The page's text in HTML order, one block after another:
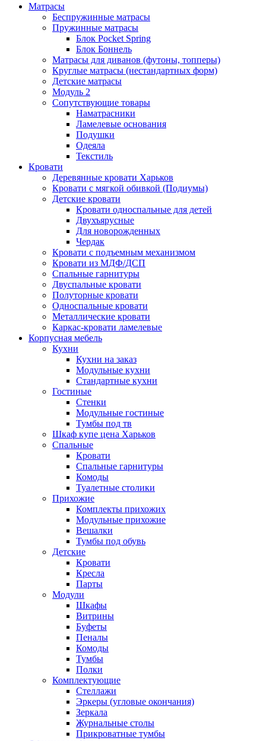
Матрасы
Беспружинные матрасы
Пружинные матрасы
Блок Pocket Spring
Блок Боннель
Матрасы для диванов (футоны, топперы)
Круглые матрасы (нестандартных форм)
Детские матрасы
Модуль 2
Сопутствующие товары
Наматрасники
Ламелевые основания
Подушки
Одеяла
Текстиль
Кровати
Деревянные кровати Харьков
Кровати с мягкой обивкой (Подиумы)
Детские кровати
Кровати односпальные для детей
Двухъярусные
Для новорожденных
Чердак
Кровати с подъемным механизмом
Кровати из МДФ/ДСП
Спальные гарнитуры
Двуспальные кровати
Полуторные кровати
Односпальные кровати
Металлические кровати
Каркас-кровати ламелевые
Корпусная мебель
Кухни
Кухни на заказ
Модульные кухни
Стандартные кухни
Гостиные
Стенки
Модульные гостиные
Тумбы под тв
Шкаф купе цена Харьков
Спальные
Кровати
Спальные гарнитуры
Комоды
Туалетные столики
Прихожие
Комплекты прихожих
Модульные прихожие
Вешалки
Тумбы под обувь
Детские
Кровати
Кресла
Парты
Модули
Шкафы
Витрины
Буфеты
Пеналы
Комоды
Тумбы
Полки
Комплектующие
Стеллажи
Эркеры (угловые окончания)
Зеркала
Журнальные столы
Прикроватные тумбы